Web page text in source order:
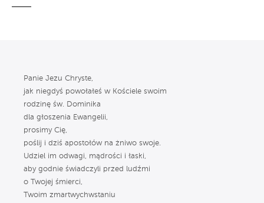
Panie Jezu Chryste,
jak niegdyś powołałeś w Kościele swoim
rodzinę św. Dominika
dla głoszenia Ewangelii,
prosimy Cię,
poślij i dziś apostołów na żniwo swoje.
Udziel im odwagi, mądrości i łaski,
aby godnie świadczyli przed ludźmi
o Twojej śmierci,
Twoim zmartwychwstaniu